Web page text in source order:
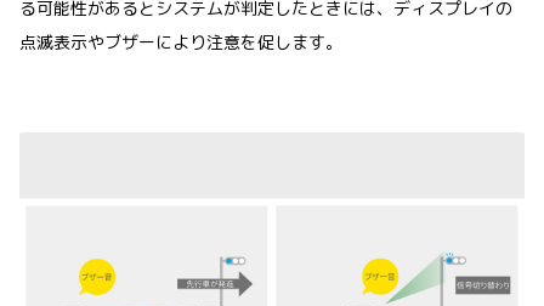
る可能性があるとシステムが判定したときには、ディスプレイの
点滅表示やブザーにより注意を促します。